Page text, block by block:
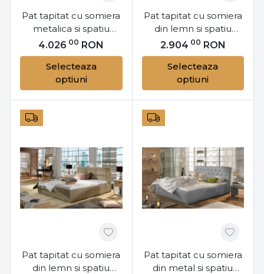
Pat tapitat cu somiera
metalica si spatiu
pentru depozitare,
160x200 cm Rosano
M16, Eltap
4.026 00 RON
Selecteaza
optiuni
Pat tapitat cu somiera
din lemn si spatiu
pentru depozitare,
160x200 cm Rosano
L16, Eltap
2.904 00 RON
Selecteaza
optiuni
Pat tapitat cu somiera
din lemn si spatiu
Pat tapitat cu somiera
din metal si spatiu